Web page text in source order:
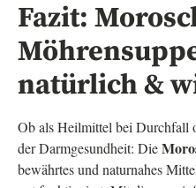
Fazit:
natürlich &
Ob als Heilmittel bei Durchfall
der Darmgesundheit: Die
bewährtes und naturnahes